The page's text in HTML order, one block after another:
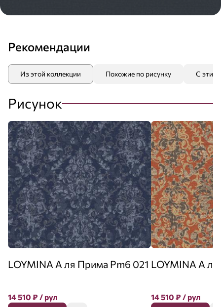
Рекомендации
Из этой коллекции Похожие по рисунку С этим
Рисунок
LOYMINA А ля Прима Pm6 021
14 510 ₽ / рул
LOYMINA А
14 510 ₽ / рул